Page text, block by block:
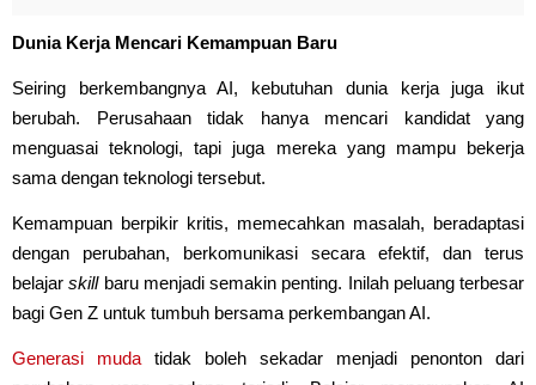
Dunia Kerja Mencari Kemampuan Baru
Seiring berkembangnya AI, kebutuhan dunia kerja juga ikut
berubah. Perusahaan tidak hanya mencari kandidat yang
menguasai teknologi, tapi juga mereka yang mampu bekerja
sama dengan teknologi tersebut.
Kemampuan berpikir kritis, memecahkan masalah, beradaptasi
dengan perubahan, berkomunikasi secara efektif, dan terus
belajarskillbaru menjadi semakin penting. Inilah peluang terbesar
bagi Gen Z untuk tumbuh bersama perkembangan AI.
Generasi muda tidak boleh sekadar menjadi penonton dari